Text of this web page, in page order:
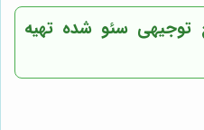
سئو شده تهیه